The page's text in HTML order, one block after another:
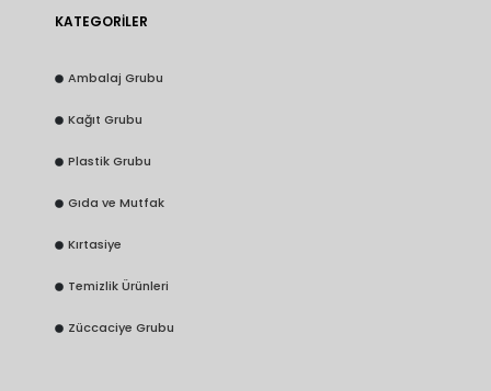
KATEGORİLER
Ambalaj Grubu
Kağıt Grubu
Plastik Grubu
Gıda ve Mutfak
Kırtasiye
Temizlik Ürünleri
Züccaciye Grubu